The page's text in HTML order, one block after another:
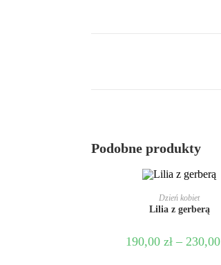
Podobne produkty
WYBIERZ OPCJE
Dzień kobiet
Lilia z gerberą
190,00 zł – 230,00